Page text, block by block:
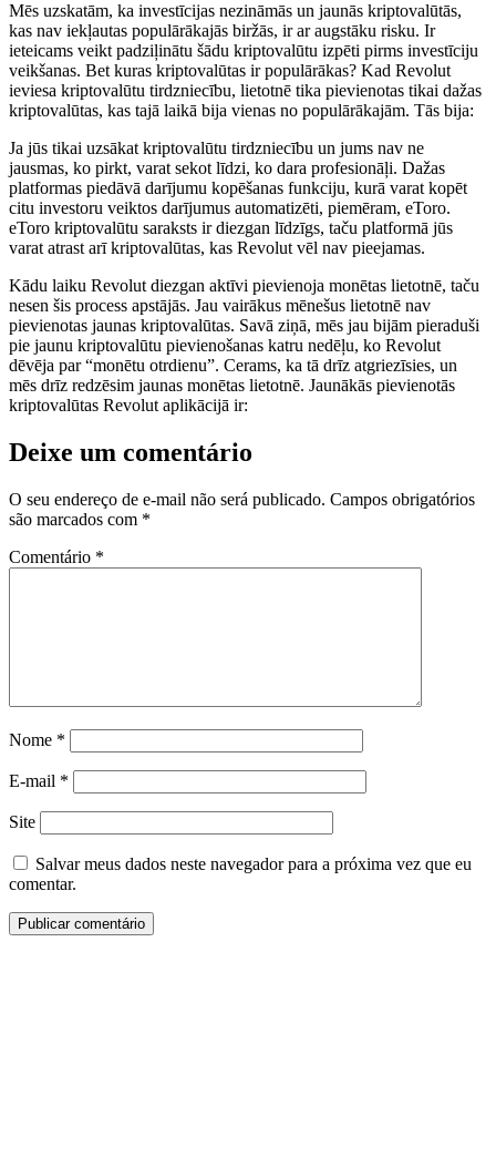
Mēs uzskatām, ka investīcijas nezināmās un jaunās kriptovalūtās,
kas nav iekļautas populārākajās biržās, ir ar augstāku risku. Ir
ieteicams veikt padziļinātu šādu kriptovalūtu izpēti pirms investīciju
veikšanas. Bet kuras kriptovalūtas ir populārākas? Kad Revolut
ieviesa kriptovalūtu tirdzniecību, lietotnē tika pievienotas tikai dažas
kriptovalūtas, kas tajā laikā bija vienas no populārākajām. Tās bija:
Ja jūs tikai uzsākat kriptovalūtu tirdzniecību un jums nav ne
jausmas, ko pirkt, varat sekot līdzi, ko dara profesionāļi. Dažas
platformas piedāvā darījumu kopēšanas funkciju, kurā varat kopēt
citu investoru veiktos darījumus automatizēti, piemēram, eToro.
eToro kriptovalūtu saraksts ir diezgan līdzīgs, taču platformā jūs
varat atrast arī kriptovalūtas, kas Revolut vēl nav pieejamas.
Kādu laiku Revolut diezgan aktīvi pievienoja monētas lietotnē, taču
nesen šis process apstājās. Jau vairākus mēnešus lietotnē nav
pievienotas jaunas kriptovalūtas. Savā ziņā, mēs jau bijām pieraduši
pie jaunu kriptovalūtu pievienošanas katru nedēļu, ko Revolut
dēvēja par “monētu otrdienu”. Cerams, ka tā drīz atgriezīsies, un
mēs drīz redzēsim jaunas monētas lietotnē. Jaunākās pievienotās
kriptovalūtas Revolut aplikācijā ir:
Deixe um comentário
O seu endereço de e-mail não será publicado. Campos obrigatórios
são marcados com *
Comentário *
Nome *
E-mail *
Site
Salvar meus dados neste navegador para a próxima vez que eu
comentar.